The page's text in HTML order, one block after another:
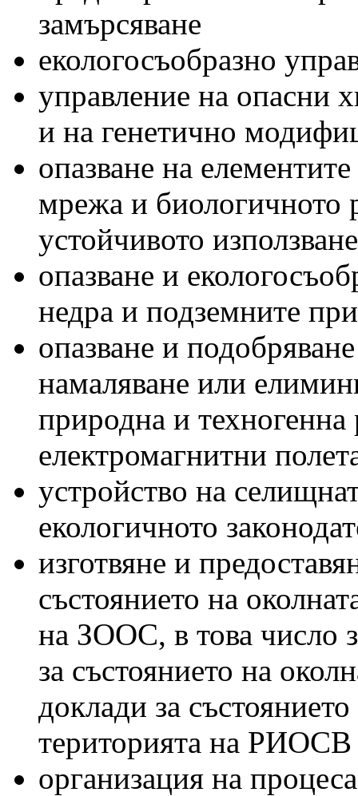
замърсяване
екологосъобразно
управление на опасни
и на генетично
опазване на
мрежа и биологичното
устойчивото
опазване и
недра и подземните
опазване и
намаляване или
природна и техногенна
електромагнитни
устройство на
екологичното
изготвяне и
състоянието на
на ЗООС, в това число
за състоянието на
доклади за
територията на РИОСВ
организация на